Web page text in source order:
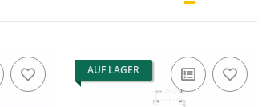
AUF LAGER